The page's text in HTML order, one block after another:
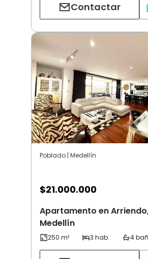
Contactar
Poblado | Medellín
$21.000.000
Apartamento en
Medellín